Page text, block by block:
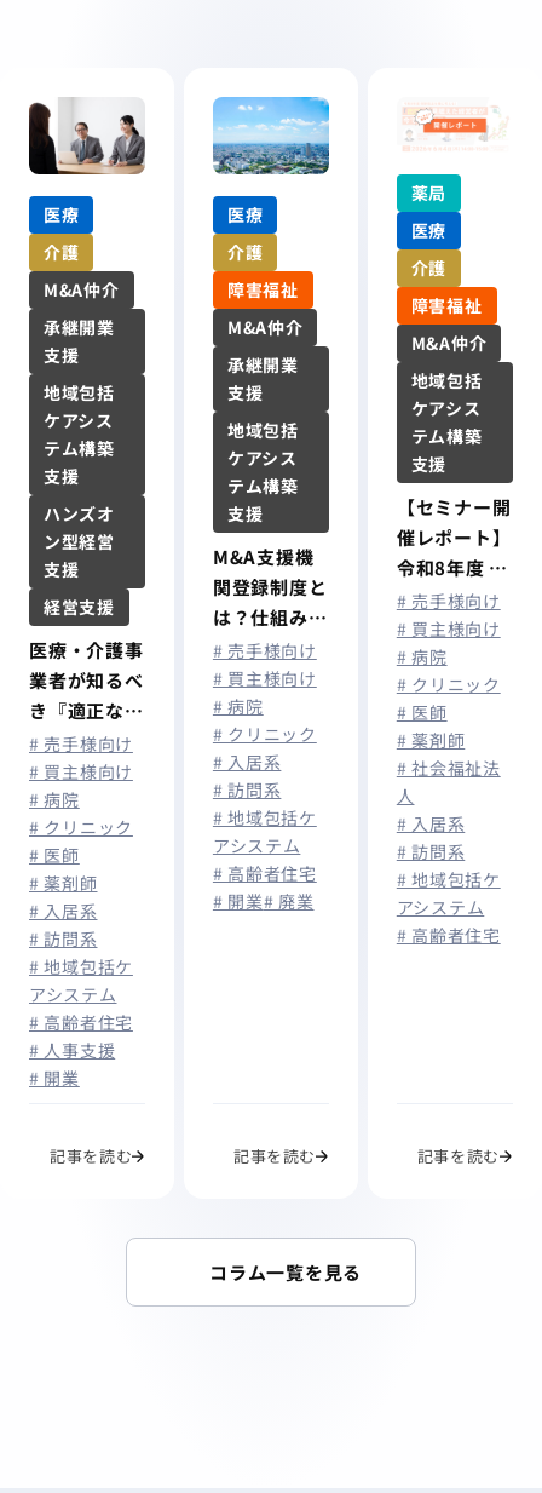
医療
介護
M&A仲介
承継開業
支援
地域包括
ケアシス
テム構築
支援
ハンズオ
ン型経営
支援
経営支援
医療・介護事
業者が知るべ
き『適正な有
料職業紹介事
業者認定』と
は？
# 売手様向け
# 買主様向け
# 病院
# クリニック
# 医師
# 薬剤師
# 入居系
# 訪問系
# 地域包括ケ
アシステム
# 高齢者住宅
# 人事支援
# 開業
記事を読む
医療
介護
障害福祉
M&A仲介
承継開業
支援
地域包括
ケアシス
テム構築
支援
M&A支援機
関登録制度と
は？仕組み・
メリット・登
録要件を解
説！
# 売手様向け
# 買主様向け
# 病院
# クリニック
# 入居系
# 訪問系
# 地域包括ケ
アシステム
# 高齢者住宅
# 開業# 廃業
記事を読む
薬局
医療
介護
障害福祉
M&A仲介
地域包括
ケアシス
テム構築
支援
【セミナー開
催レポート】
令和8年度 税
制改正を機に
考える！ 医
療・介護経営
者が今取り組
むべき「出
口」への備え
とは
# 売手様向け
# 買主様向け
# 病院
# クリニック
# 医師
# 薬剤師
# 社会福祉法
人
# 入居系
# 訪問系
# 地域包括ケ
アシステム
# 高齢者住宅
記事を読む
コラム一覧を見る